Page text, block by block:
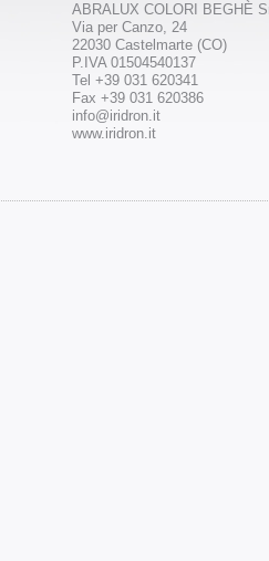
ABRALUX COLORI BEGHÈ
Via per Canzo, 24
22030 Castelmarte (CO)
P.IVA 01504540137
Tel +39 031 620341
Fax +39 031 620386
info@iridron.it
www.iridron.it